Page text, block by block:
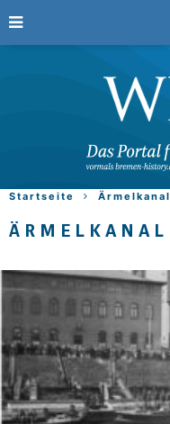
Startseite Ärmelkanal
ÄRMELKANAL